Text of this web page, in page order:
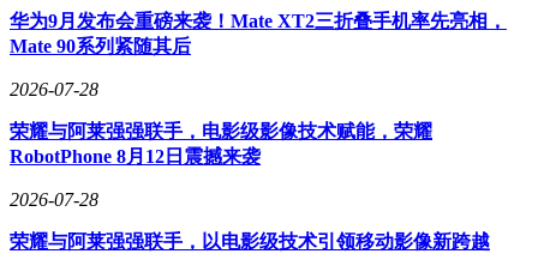
开门迎盗"。某手机厂商技术总监表示，官方解锁通道设有多
重安全验证机制，虽然流程相对复杂，但能有效保障用户权
针对当前安全形势，国家网络安全部门建议用户：优先通过厂
商官方渠道进行系统操作，谨慎对待网络论坛、社交群组中
的"免费解锁"服务，不随意向陌生人开放设备远程控制权限，
定期检查设备权限管理设置。对于必须进行BL解锁的场景，
即安装可靠的安全防护软件。
华为9月发布会重磅来袭！Mate XT2三折叠手机率先亮相，
Mate 90系列紧随其后
2026-07-28
荣耀与阿莱强强联手，电影级影像技术赋能，荣耀
RobotPhone 8月12日震撼来袭
2026-07-28
荣耀与阿莱强强联手，以电影级技术引领移动影像新跨越